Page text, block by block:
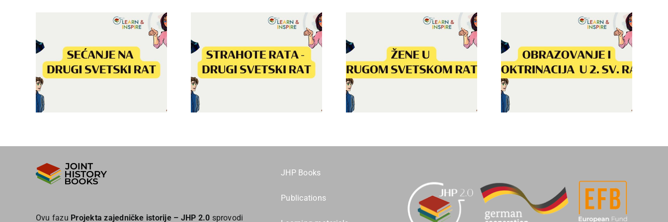
Strahote rata –
Drugi svetski rat
Žene u Drugom
svetskom ratu
Obrazovanje i
indoktrinacija u
Drugom svetskom
Sećanje na Drugi
svetski rat
Ovu fazu Projekta zajedničke istorije – JHP 2.0 sprovodi
JHP Books
Publications